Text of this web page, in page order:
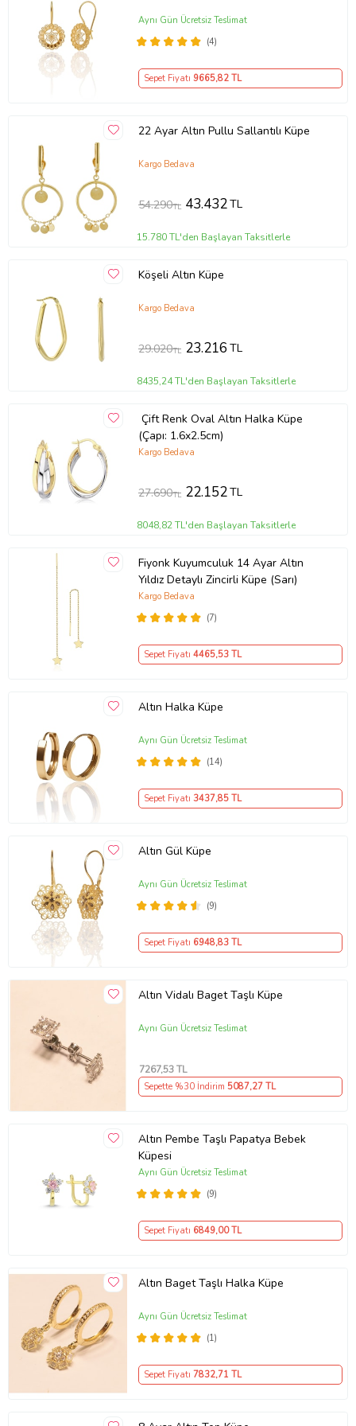
(4)
Aynı Gün Ücretsiz Teslimat
Sepet Fiyatı 9665,82 TL
22 Ayar Altın Pullu Sallantılı Küpe
Kargo Bedava
54.290TL 43.432TL
15.780 TL'den Başlayan Taksitlerle
Köşeli Altın Küpe
Kargo Bedava
29.020TL 23.216TL
8435,24 TL'den Başlayan Taksitlerle
Çift Renk Oval Altın Halka Küpe
(Çapı: 1.6x2.5cm)
Kargo Bedava
27.690TL 22.152TL
8048,82 TL'den Başlayan Taksitlerle
Fiyonk Kuyumculuk 14 Ayar Altın
Yıldız Detaylı Zincirli Küpe (Sarı)
(7)
Kargo Bedava
Sepet Fiyatı 4465,53 TL
Altın Halka Küpe
(14)
Aynı Gün Ücretsiz Teslimat
Sepet Fiyatı 3437,85 TL
Altın Gül Küpe
(9)
Aynı Gün Ücretsiz Teslimat
Sepet Fiyatı 6948,83 TL
Altın Vidalı Baget Taşlı Küpe
Aynı Gün Ücretsiz Teslimat
7267,53 TL
Sepette %30 İndirim 5087,27 TL
Altın Pembe Taşlı Papatya Bebek
Küpesi
(9)
Aynı Gün Ücretsiz Teslimat
Sepet Fiyatı 6849,00 TL
Altın Baget Taşlı Halka Küpe
(1)
Aynı Gün Ücretsiz Teslimat
Sepet Fiyatı 7832,71 TL